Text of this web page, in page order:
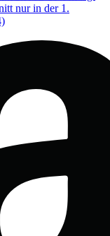
nur in der 1.